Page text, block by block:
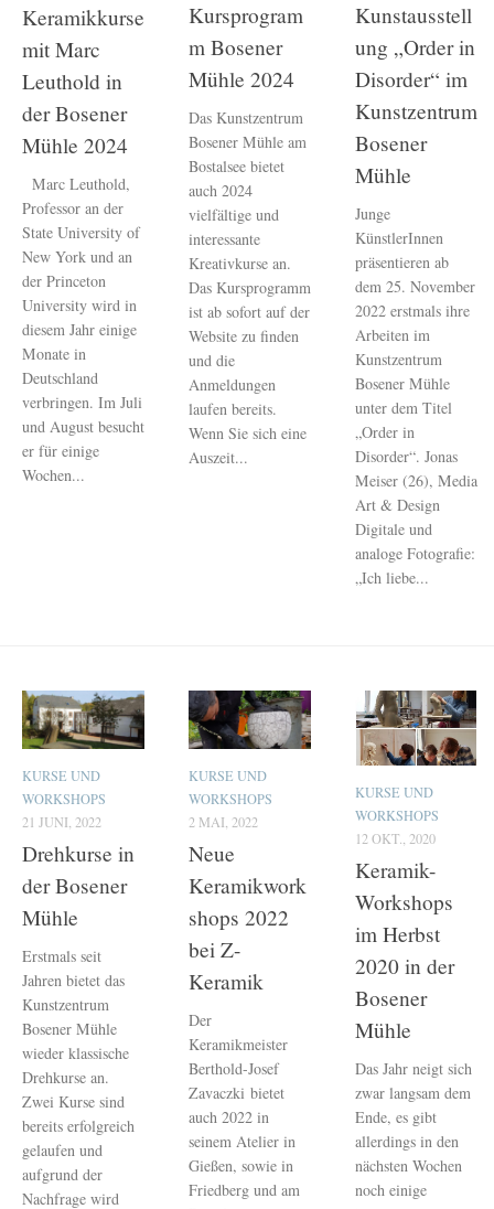
Keramikkurse
mit Marc
Leuthold in
der Bosener
Mühle 2024
Marc Leuthold,
Professor an der
State University of
New York und an
der Princeton
University wird in
diesem Jahr einige
Monate in
Deutschland
verbringen. Im Juli
und August besucht
er für einige
Wochen...
Kursprogram
m Bosener
Mühle 2024
Das Kunstzentrum
Bosener Mühle am
Bostalsee bietet
auch 2024
vielfältige und
interessante
Kreativkurse an.
Das Kursprogramm
ist ab sofort auf der
Website zu finden
und die
Anmeldungen
laufen bereits.
Wenn Sie sich eine
Auszeit...
Kunstausstell
ung „Order in
Disorder“ im
Kunstzentrum
Bosener
Mühle
Junge
KünstlerInnen
präsentieren ab
dem 25. November
2022 erstmals ihre
Arbeiten im
Kunstzentrum
Bosener Mühle
unter dem Titel
„Order in
Disorder“. Jonas
Meiser (26), Media
Art & Design
Digitale und
analoge Fotografie:
„Ich liebe...
KURSE UND
WORKSHOPS
21 JUNI, 2022
Drehkurse in
der Bosener
Mühle
Erstmals seit
Jahren bietet das
Kunstzentrum
Bosener Mühle
wieder klassische
Drehkurse an.
Zwei Kurse sind
bereits erfolgreich
gelaufen und
aufgrund der
Nachfrage wird
KURSE UND
WORKSHOPS
2 MAI, 2022
Neue
Keramikwork
shops 2022
bei Z-
Keramik
Der
Keramikmeister
Berthold-Josef
Zavaczki bietet
auch 2022 in
seinem Atelier in
Gießen, sowie in
Friedberg und am
KURSE UND
WORKSHOPS
12 OKT., 2020
Keramik-
Workshops
im Herbst
2020 in der
Bosener
Mühle
Das Jahr neigt sich
zwar langsam dem
Ende, es gibt
allerdings in den
nächsten Wochen
noch einige